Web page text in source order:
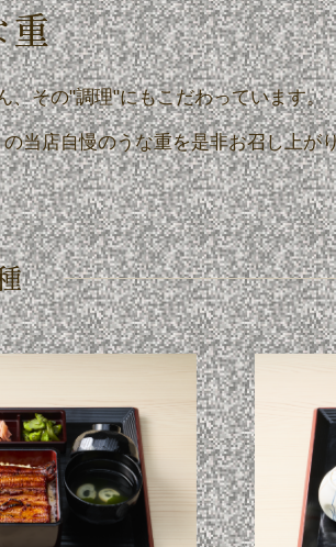
重
、その"調理"にもこだわっています。
当店自慢のうな重を是非お召し上が